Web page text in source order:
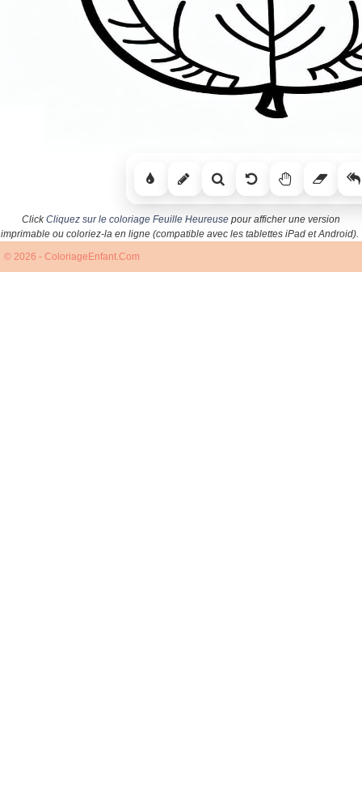
ClickCliquez sur le coloriage Feuille Heureuse pour afficher une version
imprimable ou coloriez-la en ligne (compatible avec les tablettes iPad et Android).
© 2026 - ColoriageEnfant.Com